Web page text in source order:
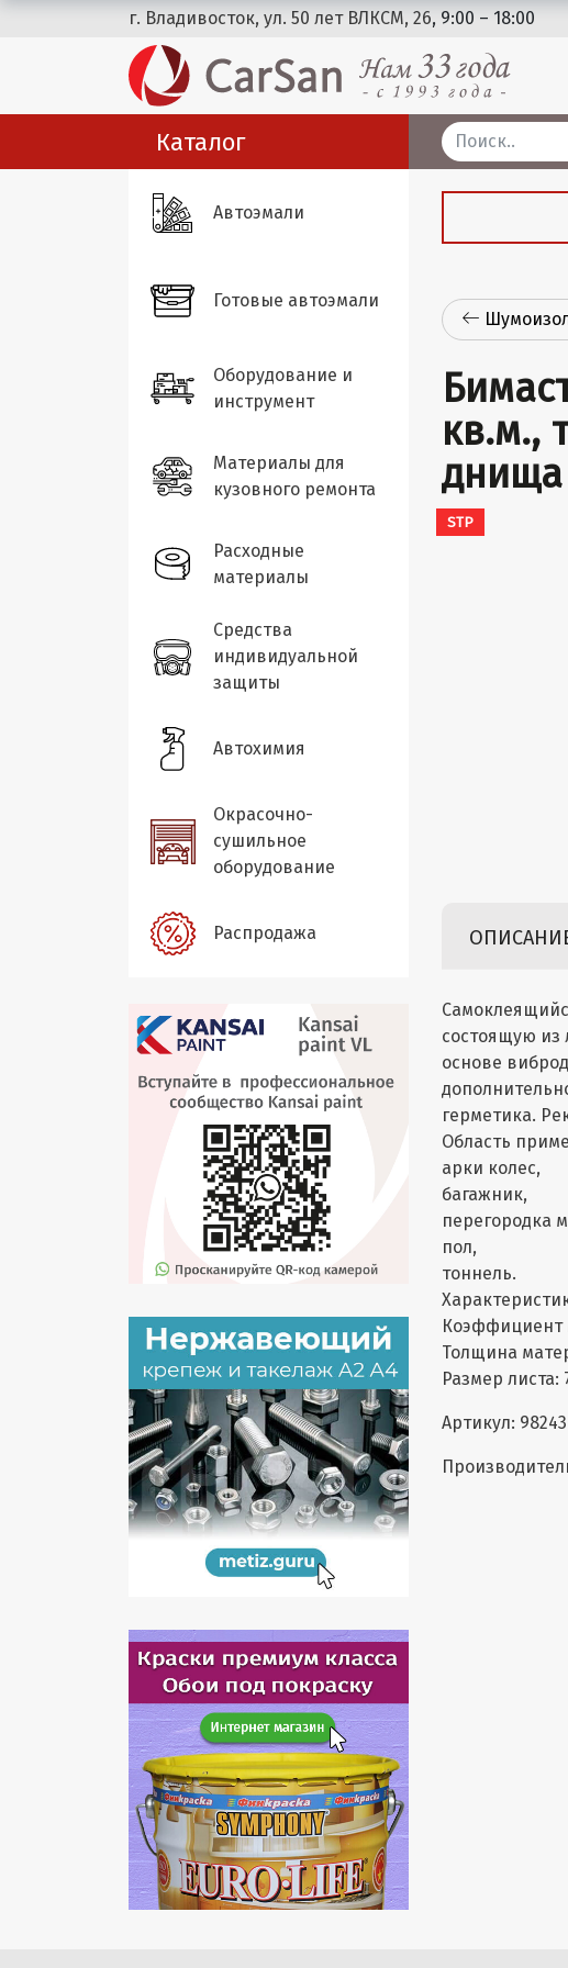
г. Владивосток, ул. 50 лет ВЛКСМ, 26, 9:00 – 18:00
Каталог
Автоэмали
Готовые автоэмали
Оборудование и
инструмент
Материалы для
кузовного ремонта
Расходные
материалы
Средства
индивидуальной
защиты
Автохимия
Окрасочно-
сушильное
оборудование
Распродажа
кв.м.,
STP
состоящую из
основе
герметика.
Область
арки колес,
багажник,
перегородка
пол,
тоннель.
Коэффициент
Толщина
Размер листа:
Артикул: 98243